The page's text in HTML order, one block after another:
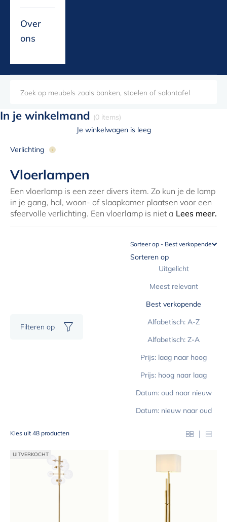
Over
ons
In je winkelmand (0 items)
Je winkelwagen is leeg
Verlichting
Vloerlampen
Een vloerlamp is een zeer divers item. Zo kun je de lamp
in je gang, hal, woon- of slaapkamer plaatsen voor een
sfeervolle verlichting. Een vloerlamp is niet alleen erg
juist voor een model dat naadloos zal aansluiten bij de
verlichtingin je woning is
een echte sfeerbepaler, dus ga enkel voor prachtige
inspireren door het ruime assortiment van luxe
vloerlampen bij Solfelt en vind vandaag nog jouw
Lees meer.
Filteren op
Sorteer op - Best verkopende
Sorteren op
Uitgelicht
Meest relevant
Best verkopende
Alfabetisch: A-Z
Alfabetisch: Z-A
Prijs: laag naar hoog
Prijs: hoog naar laag
Datum: oud naar nieuw
Datum: nieuw naar oud
Kies uit 48 producten |
UITVERKOCHT